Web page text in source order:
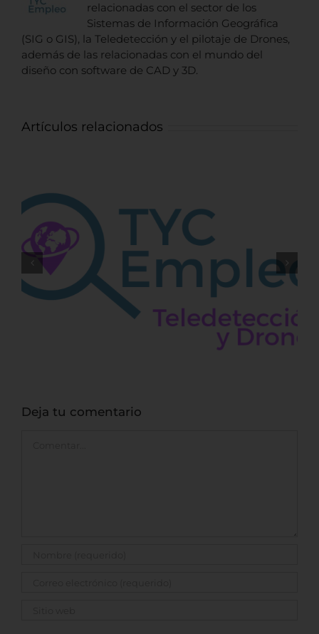
relacionadas con el sector de los
Sistemas de Información Geográfica
(SIG o GIS), la Teledetección y el pilotaje de Drones,
además de las relacionadas con el mundo del
diseño con software de CAD y 3D.
Artículos relacionados
Ingeniero control obra forestal
Deja tu comentario